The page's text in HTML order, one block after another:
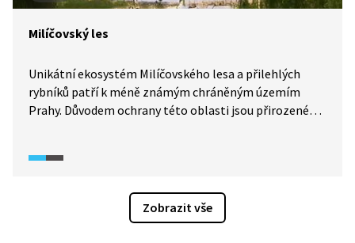
Milíčovský les
Unikátní ekosystém Milíčovského lesa a přilehlých
rybníků patří k méně známým chráněným územím
Prahy. Důvodem ochrany této oblasti jsou přirozené
živočichů. Pojďte se s námi podívat na kus pražské
Zobrazit vše